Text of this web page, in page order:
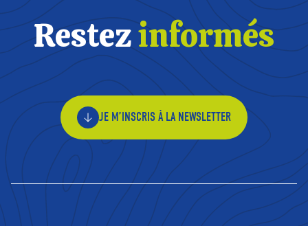
Restezinformés
JE M’INSCRIS À LA NEWSLETTER